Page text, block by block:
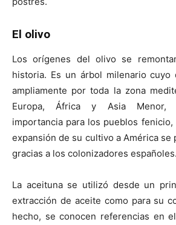
El olivo
Los orígenes del olivo se
historia. Es un árbol milenario cuyo
ampliamente por toda la zona
Europa, África y Asia Menor,
importancia para los pueblos fenicio,
expansión de su cultivo a América se
gracias a los colonizadores españoles.
La aceituna se utilizó desde un
extracción de aceite como para su
hecho, se conocen referencias en